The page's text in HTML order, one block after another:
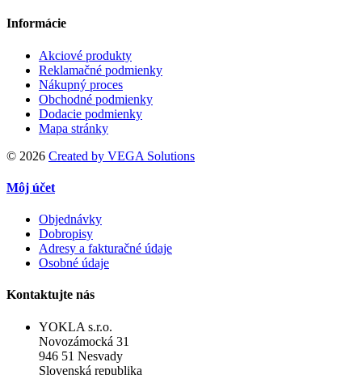
Informácie
Akciové produkty
Reklamačné podmienky
Nákupný proces
Obchodné podmienky
Dodacie podmienky
Mapa stránky
© 2026 Created by VEGA Solutions
Môj účet
Objednávky
Dobropisy
Adresy a fakturačné údaje
Osobné údaje
Kontaktujte nás
YOKLA s.r.o.
Novozámocká 31
946 51 Nesvady
Slovenská republika